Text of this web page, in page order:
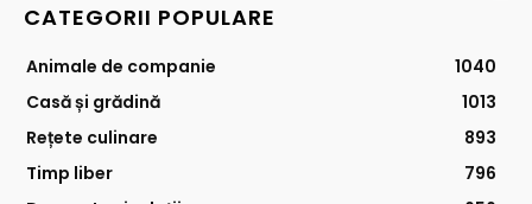
CATEGORII POPULARE
Animale de companie
1040
Casă și grădină
1013
Rețete culinare
893
Timp liber
796